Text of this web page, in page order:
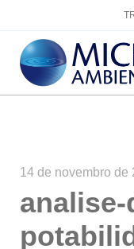
14 de novembro de
analise-